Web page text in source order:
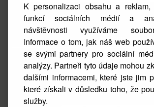
K personalizaci obsahu a reklam,
funkcí sociálních médií a
návštěvnosti využíváme
Informace o tom, jak náš web
se svými partnery pro sociální
analýzy. Partneři tyto údaje mohou
dalšími informacemi, které jste jim
které získali v důsledku toho, že
služby.
Facebook
Instagram
O nás
Kontakt